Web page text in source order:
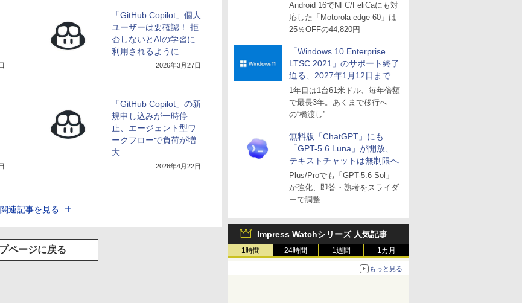
Android 16でNFC/FeliCaにも対
応した「Motorola edge 60」は
25％OFFの44,820円
「Windows 10 Enterprise
LTSC 2021」のサポート終了
迫る、2027年1月12日まで
～ESUは9月1日から販売
1年目は1台61米ドル、毎年倍額
で最長3年。あくまで移行へ
の“橋渡し”
無料版「ChatGPT」にも
「GPT-5.6 Luna」が開放、
テキストチャットは無制限へ
Plus/Proでも「GPT-5.6 Sol」
が強化、即答・熟考をスライダ
ーで調整
Impress Watchシリーズ 人気記事
1時間 24時間 1週間 1カ月
もっと見る
「GitHub Copilot」個人
ユーザーは要確認！ 拒
否しないとAIの学習に
利用されるように
2026年3月27日
「GitHub Copilot」の新
規申し込みが一時停
止、エージェント型ワ
ークフローで負荷が増
大
2026年4月22日
連記事を見る
プページに戻る